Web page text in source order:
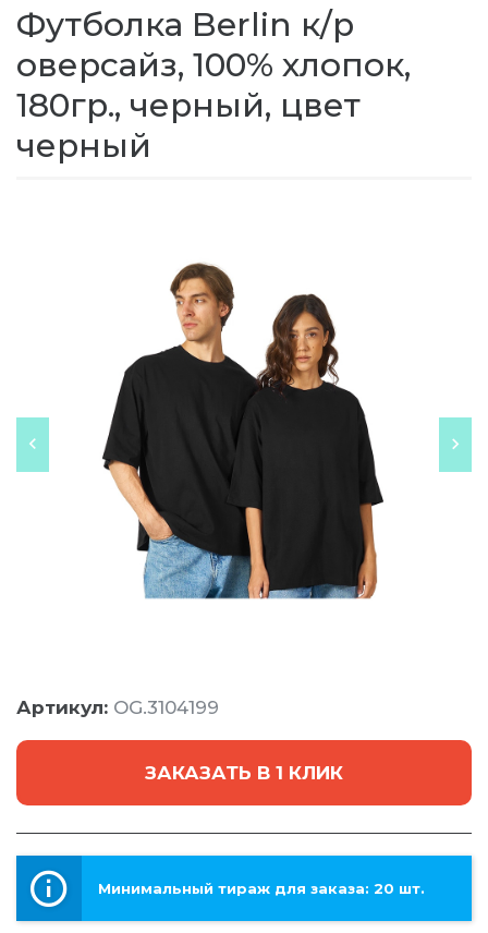
Футболка Berlin к/р
оверсайз, 100% хлопок,
180гр., черный, цвет
черный
Артикул: OG.3104199
ЗАКАЗАТЬ В 1 КЛИК
Минимальный тираж для заказа: 20 шт.